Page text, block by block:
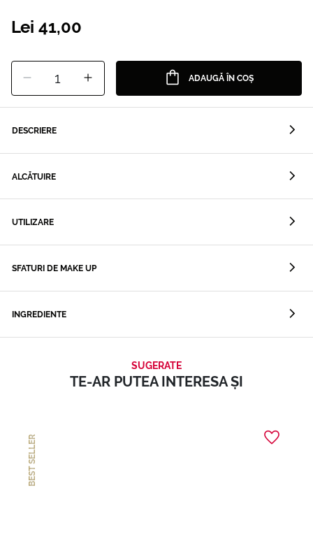
Lei 41,00
1 ADAUGĂ ÎN COȘ
DESCRIERE
ALCĂTUIRE
UTILIZARE
SFATURI DE MAKE UP
INGREDIENTE
SUGERATE
TE-AR PUTEA INTERESA ȘI
BEST SELLER